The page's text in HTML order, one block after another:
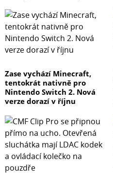
Zase vychází Minecraft,
tentokrát nativně pro
Nintendo Switch 2. Nová
verze dorazí v říjnu